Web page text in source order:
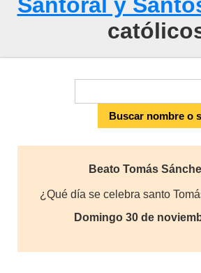
Beato Tomás
¿Qué día se celebra santo
Domingo 30 de